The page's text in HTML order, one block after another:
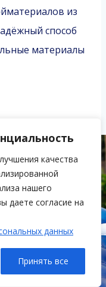
качества
нашего
даете согласие на
данных
Принять все
из
способ
материалы